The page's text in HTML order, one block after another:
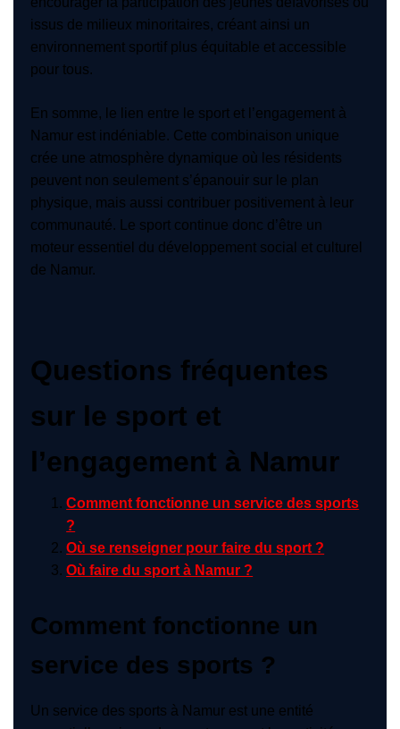
issus de milieux minoritaires, créant ainsi un
environnement sportif plus équitable et accessible
pour tous.
En somme, le lien entre le sport et l’engagement à
Namur est indéniable. Cette combinaison unique
crée une atmosphère dynamique où les résidents
peuvent non seulement s’épanouir sur le plan
physique, mais aussi contribuer positivement à leur
communauté. Le sport continue donc d’être un
moteur essentiel du développement social et culturel
de Namur.
Questions fréquentes
sur le sport et
l’engagement à Namur
Comment fonctionne un service des sports
?
Où se renseigner pour faire du sport ?
Où faire du sport à Namur ?
Comment fonctionne un
service des sports ?
Un service des sports à Namur est une entité